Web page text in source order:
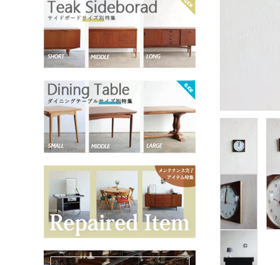
お気に入りリスト
デザイナーまとめ
メンテナンスについて
ギャラリー・シーン
納品事例